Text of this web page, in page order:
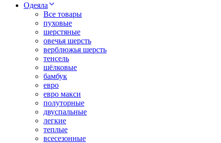
Одеяла
Все товары
пуховые
шерстяные
овечья шерсть
верблюжья шерсть
тенсель
шёлковые
бамбук
евро
евро макси
полуторные
двуспальные
легкие
теплые
всесезонные